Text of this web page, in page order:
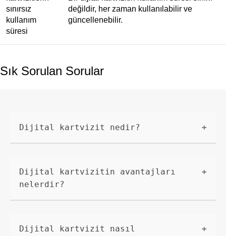
sınırsız
kullanım
süresi
değildir, her zaman kullanılabilir ve
güncellenebilir.
Sık Sorulan Sorular
Dijital kartvizit nedir?
oluşturulmuş hali olarak
tanımlanabilir. İş bilgilerini
taşıyan bir dijital dosyadır.
Dijital kartvizitin avantajları
nelerdir?
ve paylaşılabilirler. 2. Kolayca
Dijital kartvizit nasıl